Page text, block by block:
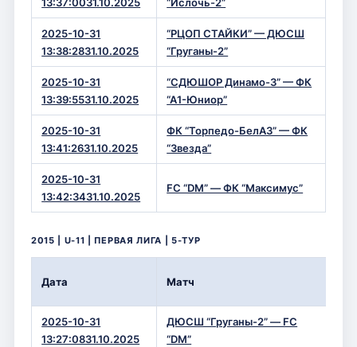
2025-10-31
13:38:2831.10.2025
“РЦОП СТАЙКИ” — ДЮСШ
“Груганы-2”
2025-10-31
13:39:5531.10.2025
“СДЮШОР Динамо-3” — ФК
“А1-Юниор”
2025-10-31
13:41:2631.10.2025
ФК “Торпедо-БелАЗ” — ФК
“Звезда”
2025-10-31
13:42:3431.10.2025
FC “DM” — ФК “Максимус”
2015 | U-11 | ПЕРВАЯ ЛИГА | 5-ТУР
Дата Матч
2025-10-31
13:27:0831.10.2025
ДЮСШ “Груганы-2” — FC
“DM”